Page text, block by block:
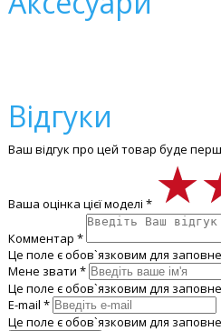
Відгуки
Ваш відгук про цей товар буде
Ваша оцінка цієї моделі *
Комментар *
Це поле є обов`язковим для
Мене звати *
Це поле є обов`язковим для
E-mail *
Це поле є обов`язковим для